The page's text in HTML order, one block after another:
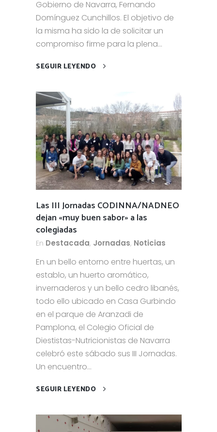
Gobierno de Navarra, Fernando
Domínguez Cunchillos. El objetivo de
la misma ha sido la de solicitar un
compromiso firme para la plena...
SEGUIR LEYENDO
Las III Jornadas CODINNA/NADNEO
dejan «muy buen sabor» a las
colegiadas
En Destacada, Jornadas, Noticias
En un bello entorno entre huertas, un
establo, un huerto aromático,
invernaderos y un bello cedro libanés,
todo ello ubicado en Casa Gurbindo
en el parque de Aranzadi de
Pamplona, el Colegio Oficial de
Diestistas-Nutricionistas de Navarra
celebró este sábado sus III Jornadas.
Un encuentro...
SEGUIR LEYENDO